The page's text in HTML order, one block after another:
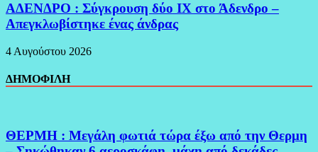
ΑΔΕΝΔΡΟ : Σύγκρουση δύο ΙΧ στο Άδενδρο –
Απεγκλωβίστηκε ένας άνδρας
4 Αυγούστου 2026
ΔΗΜΟΦΙΛΗ
ΘΕΡΜΗ : Μεγάλη φωτιά τώρα έξω από την Θερμη